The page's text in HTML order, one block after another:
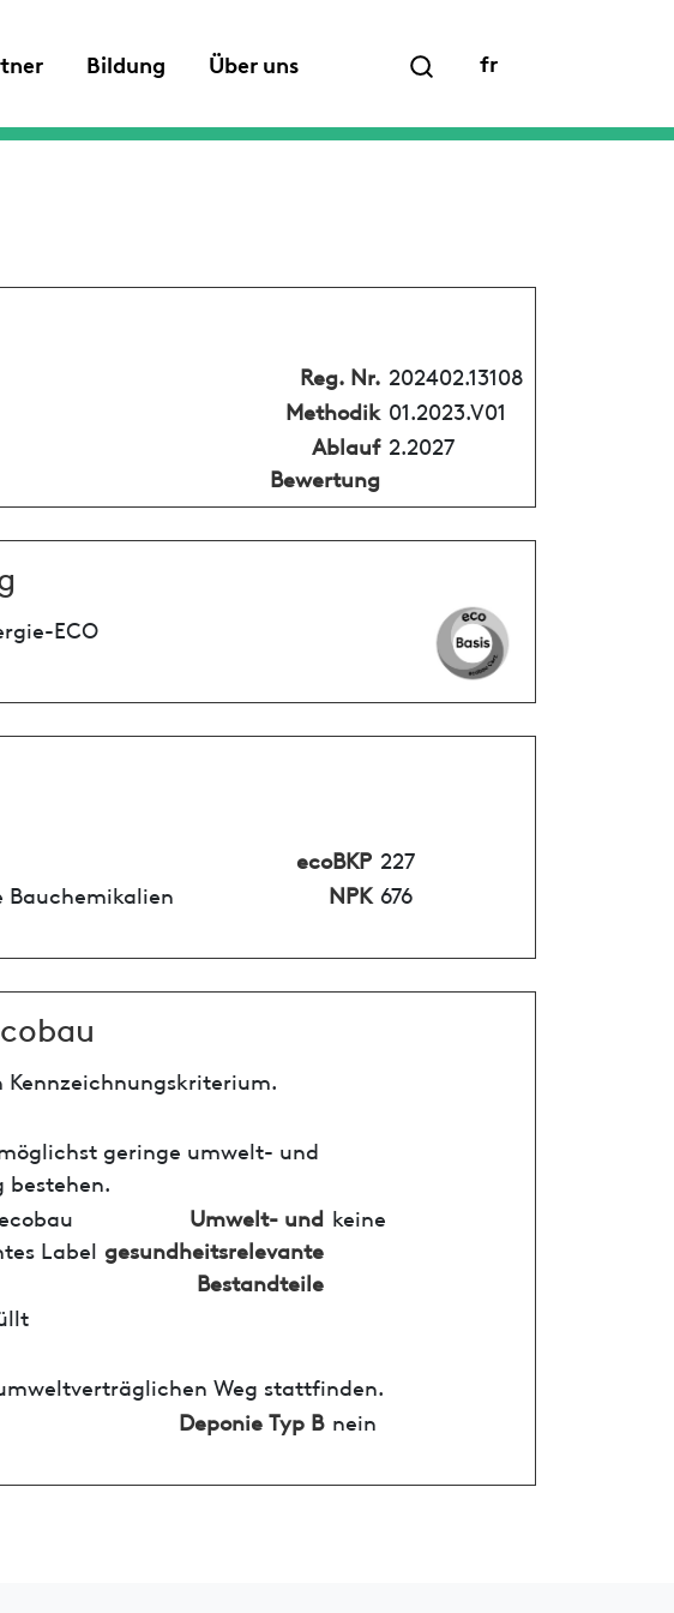
Bildung Über uns fr
Reg. Nr. 202402.13108
Methodik 01.2023.V01
Ablauf
Bewertung
2.2027
ECO
ecoBKP 227
Bauchemikalien NPK 676
geringe umwelt- und
bestehen.
Label
Umwelt- und
gesundheitsrelevante
Bestandteile
keine
Weg stattfinden.
Deponie Typ B nein